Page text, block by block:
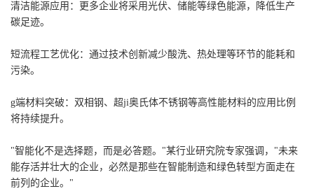
清洁能源应用：更多企业将采用光伏、储能等绿色能源，降低生产
碳足迹。
短流程工艺优化：通过技术创新减少酸洗、热处理等环节的能耗和
污染。
g端材料突破：双相钢、超ji奥氏体不锈钢等高性能材料的应用比例
将持续提升。
"智能化不是选择题，而是必答题。"某行业研究院专家强调，"未来
能存活并壮大的企业，必然是那些在智能制造和绿色转型方面走在
前列的企业。"